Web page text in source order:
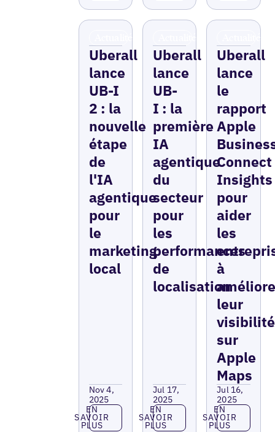
Uberall
lance
UB-I
2 : la
nouvelle
étape
de
l'IA
agentique
pour
le
marketing
local
Nov 4,
2025
En savoir plus
EN
SAVOIR
PLUS
Uberall
lance
UB-
I : la
première
IA
agentique
du
secteur
pour
les
performances
de
localisation
Jul 17,
2025
En savoir plus
EN
SAVOIR
PLUS
Uberall
lance
le
rapport
Apple
Connect
Insights
pour
aider
les
à
leur
visibilité
sur
Apple
Maps
Jul 16,
2025
En savoir
EN
SAVOIR
PLUS